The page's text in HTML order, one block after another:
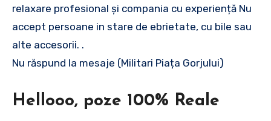
relaxare profesional și compania cu experiență Nu
accept persoane in stare de ebrietate, cu bile sau
alte accesorii. .
Nu răspund la mesaje (Militari Piața Gorjului)
Hellooo, poze 100% Reale